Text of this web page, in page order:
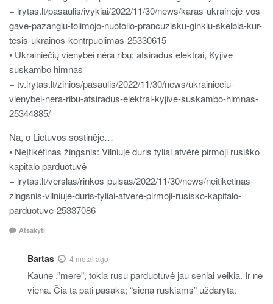
− lrytas.lt/pasaulis/ivykiai/2022/11/30/news/karas-ukrainoje-vos-
gave-pazangiu-tolimojo-nuotolio-prancuzisku-ginklu-skelbia-kur-
tesis-ukrainos-kontrpuolimas-25330615
• Ukrainiečių vienybei nėra ribų: atsiradus elektrai, Kyjive
suskambo himnas
− tv.lrytas.lt/zinios/pasaulis/2022/11/30/news/ukrainieciu-
vienybei-nera-ribu-atsiradus-elektrai-kyjive-suskambo-himnas-
25344885/
Na, o Lietuvos sostinėje…
• Neįtikėtinas žingsnis: Vilniuje duris tyliai atvėrė pirmoji rusiško
kapitalo parduotuvė
− lrytas.lt/verslas/rinkos-pulsas/2022/11/30/news/neitiketinas-
zingsnis-vilniuje-duris-tyliai-atvere-pirmoji-rusisko-kapitalo-
parduotuve-25337086
Atsakyti
Bartas 4 metai ago
Kaune ,”mere”, tokia rusu parduotuvė jau seniai veikia. Ir ne
viena. Čia ta pati pasaka; “siena ruskiams” uždaryta.